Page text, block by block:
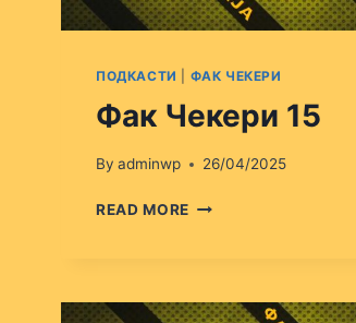
ПОДКАСТИ ФАК ЧЕКЕРИ
Фак Чекери 15
By adminwp 26/04/2025
READ MORE ФАК